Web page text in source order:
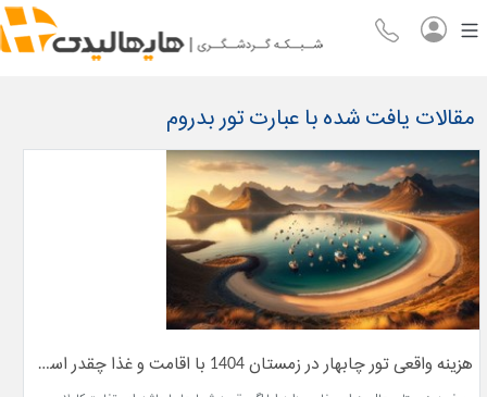
مقالات یافت شده با عبارت تور بدروم
هزینه واقعی تور چابهار در زمستان 1404 با اقامت و غذا چقدر است؟